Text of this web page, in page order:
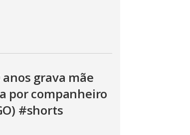
grava mãe
por companheiro
#shorts